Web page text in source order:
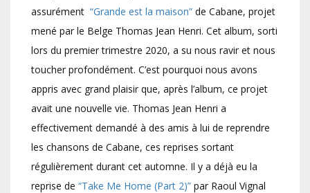
assurément “Grande est la maison” de Cabane, projet
mené par le Belge Thomas Jean Henri. Cet album, sorti
lors du premier trimestre 2020, a su nous ravir et nous
toucher profondément. C’est pourquoi nous avons
appris avec grand plaisir que, après l’album, ce projet
avait une nouvelle vie. Thomas Jean Henri a
effectivement demandé à des amis à lui de reprendre
les chansons de Cabane, ces reprises sortant
régulièrement durant cet automne. Il y a déjà eu la
reprise de “Take Me Home (Part 2)” par Raoul Vignal